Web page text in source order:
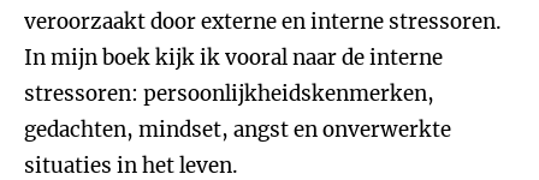
veroorzaakt door externe en interne stressoren.
In mijn boek kijk ik vooral naar de interne
stressoren: persoonlijkheidskenmerken,
gedachten, mindset, angst en onverwerkte
situaties in het leven.